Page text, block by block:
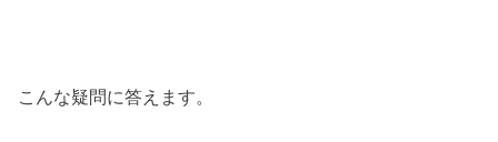
こんな疑問に答えます。